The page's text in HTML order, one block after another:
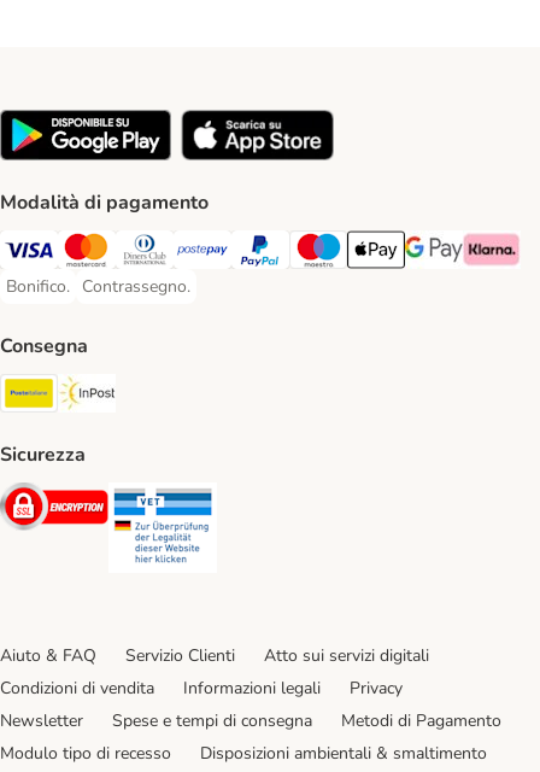
Modalità di pagamento
Visa. Payment Method
Mastercard. Payment Method
Diners Club. Payment Method
Postepay. Payment Method
PayPal. Payment Method
Maestro. Payment Method
Apple pay. Payment
Google Pay
Klarna
Bonifico.
Bonifico. Payment Method
Contrassegno.
Contrassegno. Payment Method
Consegna
Poste Italiane. Shipping Method
Sicurezza
Security
Aiuto & FAQ Servizio Clienti
Atto sui servizi digitali
Condizioni di vendita
Informazioni legali
Privacy
Newsletter
Spese e tempi di consegna
Metodi di Pagamento
Modulo tipo di recesso
Disposizioni ambientali & smaltimento